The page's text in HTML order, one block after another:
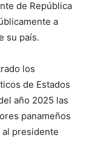
de República
a
su país.
los
de Estados
año 2025 las
panameños
al presidente